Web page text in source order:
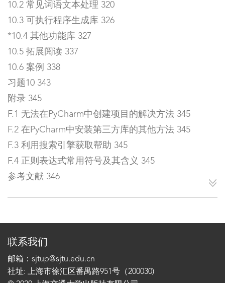
10.2 常见词语文本处理 320
10.3 可执行程序生成库 326
*10.4 其他功能库 327
10.5 拓展阅读 337
10.6 案例 338
习题10 343
附录 345
F.1 无法在PyCharm中创建项目的解决方法 345
F.2 在PyCharm中安装第三方库的其他方法 345
F.3 利用搜索引擎获取帮助 345
F.4 正则表达式常用符号及其含义 345
参考文献 346
联系我们
邮箱：sjtup@sjtu.edu.cn
社址: 上海市徐汇区番禺路951号（200030)